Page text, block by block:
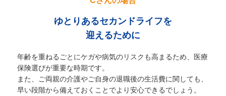
ゆとりあるセカンドライフを
迎えるために
年齢を重ねるごとにケガや病気のリスクも高まるため、医療
保険選びが重要な時期です。
また、ご両親の介護やご自身の退職後の生活費に関しても、
早い段階から備えておくことでより安心できるでしょう。